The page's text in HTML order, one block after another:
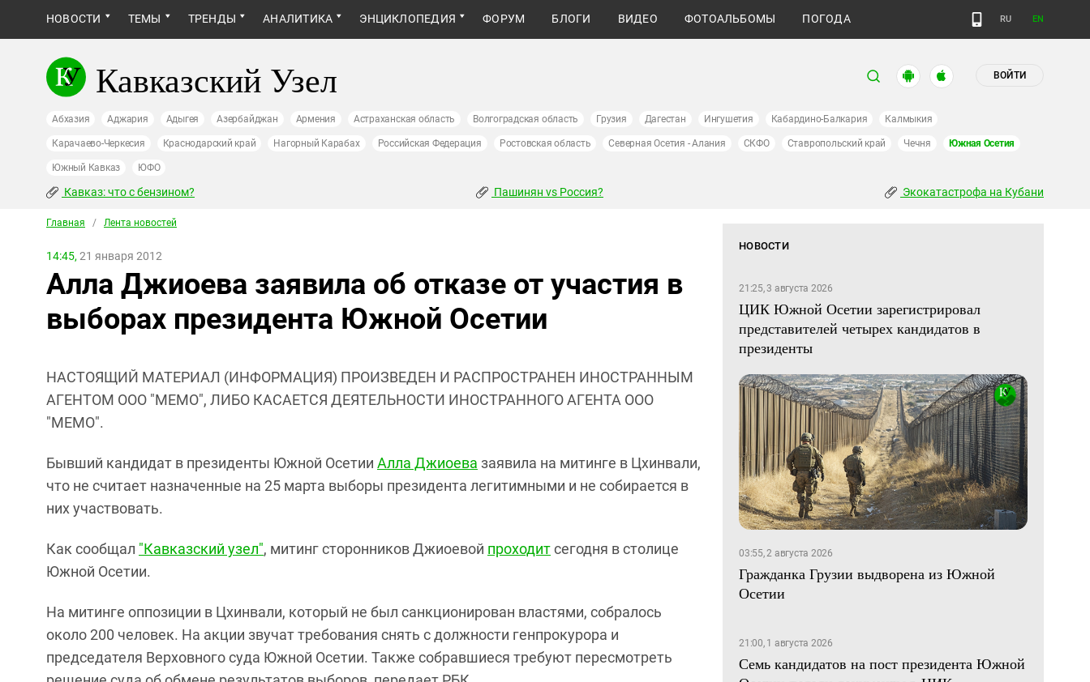
НОВОСТИ ТЕМЫ ТРЕНДЫ АНАЛИТИКА ЭНЦИКЛОПЕДИЯ ФОРУМ БЛОГИ ВИДЕО ФОТОАЛЬБОМЫ ПОГОДА RU EN
Кавказский Узел ВОЙТИ
Абхазия Аджария Адыгея Азербайджан Армения Астраханская область Волгоградская область Грузия Дагестан Ингушетия Кабардино-Балкария Калмыкия
Карачаево-Черкесия Краснодарский край Нагорный Карабах Российская Федерация Ростовская область Северная Осетия - Алания СКФО Ставропольский край Чечня Южная Осетия
Южный Кавказ ЮФО
Кавказ: что с бензином? Пашинян vs Россия? Экокатастрофа на Кубани
Главная / Лента новостей
14:45, 21 января 2012
Алла Джиоева заявила об отказе от участия в
выборах президента Южной Осетии
НАСТОЯЩИЙ МАТЕРИАЛ (ИНФОРМАЦИЯ) ПРОИЗВЕДЕН И РАСПРОСТРАНЕН ИНОСТРАННЫМ
АГЕНТОМ ООО "МЕМО", ЛИБО КАСАЕТСЯ ДЕЯТЕЛЬНОСТИ ИНОСТРАННОГО АГЕНТА ООО
"МЕМО".
Бывший кандидат в президенты Южной Осетии Алла Джиоева заявила на митинге в Цхинвали,
что не считает назначенные на 25 марта выборы президента легитимными и не собирается в
них участвовать.
Как сообщал "Кавказский узел", митинг сторонников Джиоевой проходитсегодня в столице
Южной Осетии.
На митинге оппозиции в Цхинвали, который не был санкционирован властями, собралось
около 200 человек. На акции звучат требования снять с должности генпрокурора и
председателя Верховного суда Южной Осетии. Также собравшиеся требуют пересмотреть
НОВОСТИ
21:25, 3 августа 2026
ЦИК Южной Осетии зарегистрировал
представителей четырех кандидатов в
президенты
03:55, 2 августа 2026
Гражданка Грузии выдворена из Южной
Осетии
21:00, 1 августа 2026
Семь кандидатов на пост президента Южной